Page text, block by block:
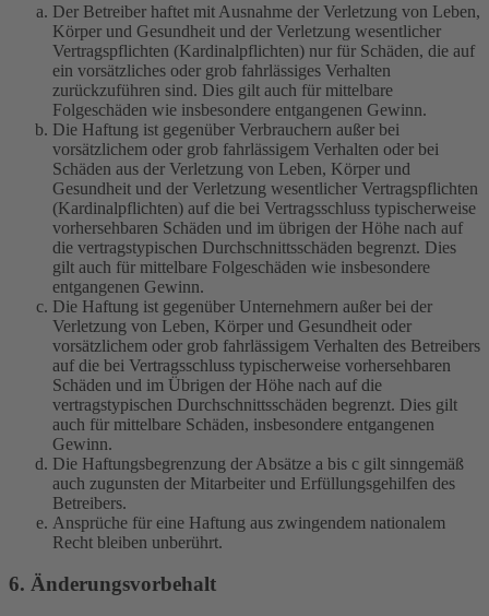
Der Betreiber haftet mit Ausnahme der Verletzung von Leben,
Körper und Gesundheit und der Verletzung wesentlicher
Vertragspflichten (Kardinalpflichten) nur für Schäden, die auf
ein vorsätzliches oder grob fahrlässiges Verhalten
zurückzuführen sind. Dies gilt auch für mittelbare
Folgeschäden wie insbesondere entgangenen Gewinn.
Die Haftung ist gegenüber Verbrauchern außer bei
vorsätzlichem oder grob fahrlässigem Verhalten oder bei
Schäden aus der Verletzung von Leben, Körper und
Gesundheit und der Verletzung wesentlicher Vertragspflichten
(Kardinalpflichten) auf die bei Vertragsschluss typischerweise
vorhersehbaren Schäden und im übrigen der Höhe nach auf
die vertragstypischen Durchschnittsschäden begrenzt. Dies
gilt auch für mittelbare Folgeschäden wie insbesondere
entgangenen Gewinn.
Die Haftung ist gegenüber Unternehmern außer bei der
Verletzung von Leben, Körper und Gesundheit oder
vorsätzlichem oder grob fahrlässigem Verhalten des Betreibers
auf die bei Vertragsschluss typischerweise vorhersehbaren
Schäden und im Übrigen der Höhe nach auf die
vertragstypischen Durchschnittsschäden begrenzt. Dies gilt
auch für mittelbare Schäden, insbesondere entgangenen
Gewinn.
Die Haftungsbegrenzung der Absätze a bis c gilt sinngemäß
auch zugunsten der Mitarbeiter und Erfüllungsgehilfen des
Betreibers.
Ansprüche für eine Haftung aus zwingendem nationalem
Recht bleiben unberührt.
6. Änderungsvorbehalt